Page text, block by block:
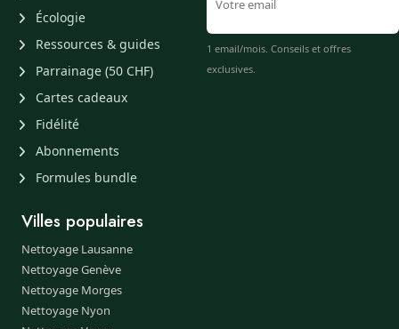
Écologie
Ressources & guides
Parrainage (50 CHF)
Cartes cadeaux
Fidélité
Abonnements
Formules bundle
1 email/mois. Conseils et offres
exclusives.
Villes populaires
Nettoyage Lausanne
Nettoyage Genève
Nettoyage Morges
Nettoyage Nyon